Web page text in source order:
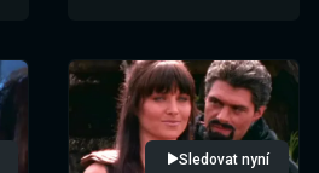
Sledovat nyní